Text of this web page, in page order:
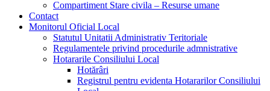
Compartiment Stare civila – Resurse umane
Contact
Monitorul Oficial Local
Statutul Unitatii Administrativ Teritoriale
Regulamentele privind procedurile admnistrative
Hotararile Consiliului Local
Hotărâri
Registrul pentru evidenta Hotararilor Consiliului